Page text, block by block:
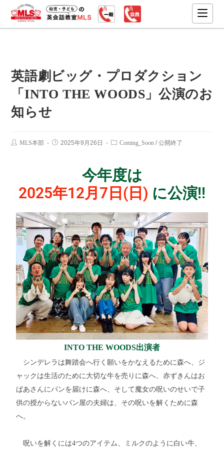
英語劇ビッグ・プロダクション
「INTO THE WOODS」公演のお
知らせ
MLS本部 2025年9月26日 Coming_Soon / 公開終了
今年度は
2025年12月7日(日) に公演!!
INTO THE WOODS出演者
シンデレラは舞踏会へ行く願いをかなえるために森へ、ジ
ャックは生活のために大切な牛を売りに森へ、赤ずきんはお
ばあさんにパンを届けに森へ、そして魔女の呪いのせいで子
供の授からないパン屋の夫婦は、その呪いを解くために森
へ。
呪いを解くには4つのアイテム、ミルクのように白い牛、